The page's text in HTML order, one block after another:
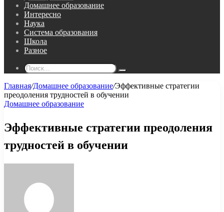
Домашнее образование
Интересно
Наука
Система образования
Школа
Разное
Поиск...
Главная/Домашнее образование/Эффективные стратегии
преодоления трудностей в обучении
Домашнее образование
Эффективные стратегии преодоления
трудностей в обучении